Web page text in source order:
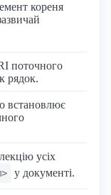
кореня
поточного
рядок.
встановлює
усіх
у документі.